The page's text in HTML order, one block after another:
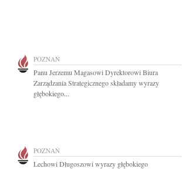
POZNAŃ
Panu Jerzemu Magasowi Dyrektorowi Biura
Zarządzania Strategicznego składamy wyrazy
głębokiego...
POZNAŃ
Lechowi Długoszowi wyrazy głębokiego